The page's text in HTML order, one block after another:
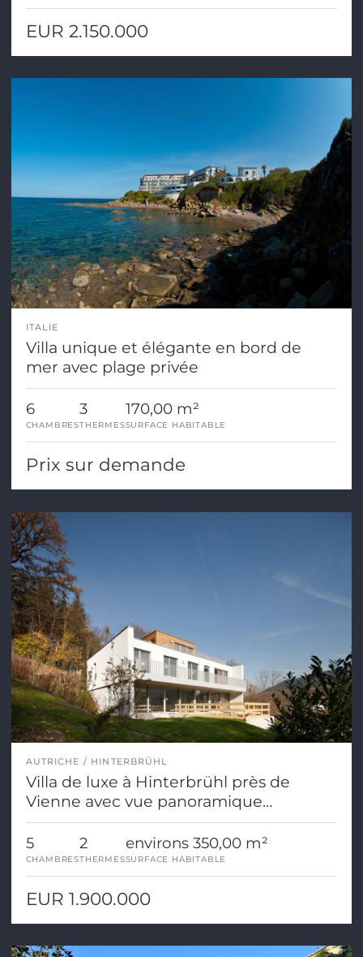
EUR 2.150.000
ITALIE
Villa unique et élégante en bord de
mer avec plage privée
6
CHAMBRES
3
THERMES
170,00 m²
SURFACE HABITABLE
Prix sur demande
AUTRICHE HINTERBRÜHL
Villa de luxe à Hinterbrühl près de
Vienne avec vue panoramique
magnifique sur le Wienerwald
5
CHAMBRES
2
THERMES
environs 350,00 m²
SURFACE HABITABLE
EUR 1.900.000